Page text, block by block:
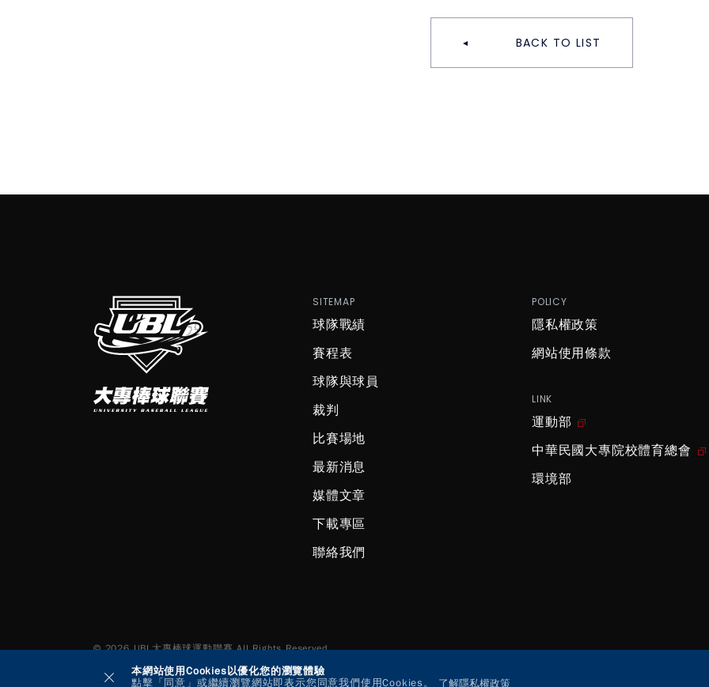
BACK TO LIST
SITEMAP
球隊戰績
賽程表
球隊與球員
裁判
比賽場地
最新消息
媒體文章
下載專區
聯絡我們
POLICY
隱私權政策
網站使用條款
LINK
運動部
中華民國大專院校體育總會
環境部
© 2026 UBL大專棒球運動聯賽 All Rights Reserved.
本網站使用Cookies以優化您的瀏覽體驗
點擊「同意」或繼續瀏覽網站即表示您同意我們使用Cookies。 了解隱私權政策